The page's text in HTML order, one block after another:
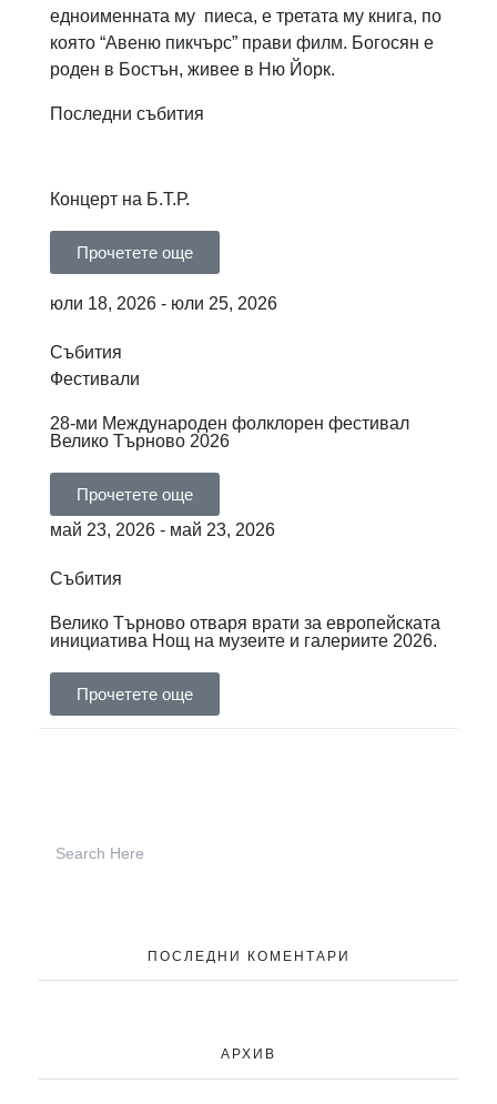
едноименната му пиеса, е третата му книга, по
която “Авеню пикчърс” прави филм. Богосян е
роден в Бостън, живее в Ню Йорк.
Последни събития
Концерт на Б.Т.Р.
Прочетете още
юли 18, 2026 - юли 25, 2026
Събития
Фестивали
28-ми Международен фолклорен фестивал
Велико Търново 2026
Прочетете още
май 23, 2026 - май 23, 2026
Събития
Велико Търново отваря врати за европейската
инициатива Нощ на музеите и галериите 2026.
Прочетете още
ПОСЛЕДНИ КОМЕНТАРИ
АРХИВ